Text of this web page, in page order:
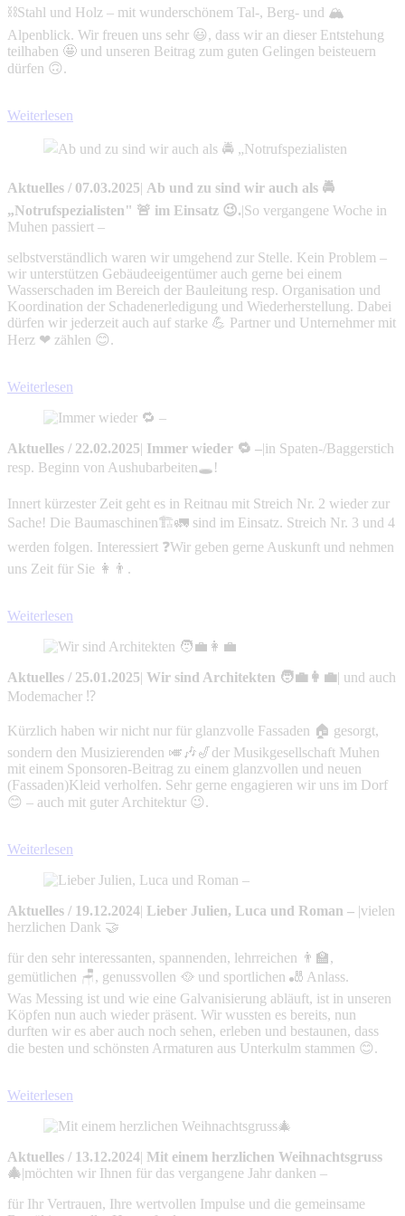
⛓️Stahl und Holz – mit wunderschönem Tal-, Berg- und 🏔️
Alpenblick. Wir freuen uns sehr 😃, dass wir an dieser Entstehung
teilhaben 🤩 und unseren Beitrag zum guten Gelingen beisteuern
dürfen 🙃.
Weiterlesen
Aktuelles / 07.03.2025| Ab und zu sind wir auch als 🚔
„Notrufspezialisten" 🚨 im Einsatz 😉.|So vergangene Woche in
Muhen passiert –
selbstverständlich waren wir umgehend zur Stelle. Kein Problem –
wir unterstützen Gebäudeeigentümer auch gerne bei einem
Wasserschaden im Bereich der Bauleitung resp. Organisation und
Koordination der Schadenerledigung und Wiederherstellung. Dabei
dürfen wir jederzeit auch auf starke 💪 Partner und Unternehmer mit
Herz ❤ zählen 😊.
Weiterlesen
Aktuelles / 22.02.2025| Immer wieder 🔁 –|in Spaten-/Baggerstich
resp. Beginn von Aushubarbeiten🕳️!
Innert kürzester Zeit geht es in Reitnau mit Streich Nr. 2 wieder zur
Sache! Die Baumaschinen🏗️🚛 sind im Einsatz. Streich Nr. 3 und 4
werden folgen. Interessiert ❓Wir geben gerne Auskunft und nehmen
uns Zeit für Sie 👩👨.
Weiterlesen
Aktuelles / 25.01.2025| Wir sind Architekten 🧑‍💼👩‍💼| und auch
Modemacher ⁉️
Kürzlich haben wir nicht nur für glanzvolle Fassaden 🏠 gesorgt,
sondern den Musizierenden 🎺🎶🎷der Musikgesellschaft Muhen
mit einem Sponsoren-Beitrag zu einem glanzvollen und neuen
(Fassaden)Kleid verholfen. Sehr gerne engagieren wir uns im Dorf
😊 – auch mit guter Architektur 😉.
Weiterlesen
Aktuelles / 19.12.2024| Lieber Julien, Luca und Roman – |vielen
herzlichen Dank 🤝
für den sehr interessanten, spannenden, lehrreichen 👨‍🏫,
gemütlichen 🪑, genussvollen 🥘 und sportlichen 🎳 Anlass.
Was Messing ist und wie eine Galvanisierung abläuft, ist in unseren
Köpfen nun auch wieder präsent. Wir wussten es bereits, nun
durften wir es aber auch noch sehen, erleben und bestaunen, dass
die besten und schönsten Armaturen aus Unterkulm stammen 😊.
Weiterlesen
Aktuelles / 13.12.2024| Mit einem herzlichen Weihnachtsgruss
🎄|möchten wir Ihnen für das vergangene Jahr danken –
für Ihr Vertrauen, Ihre wertvollen Impulse und die gemeinsame